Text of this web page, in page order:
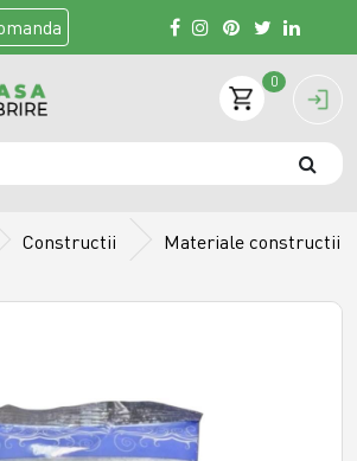
0
Constructii Materiale constructii